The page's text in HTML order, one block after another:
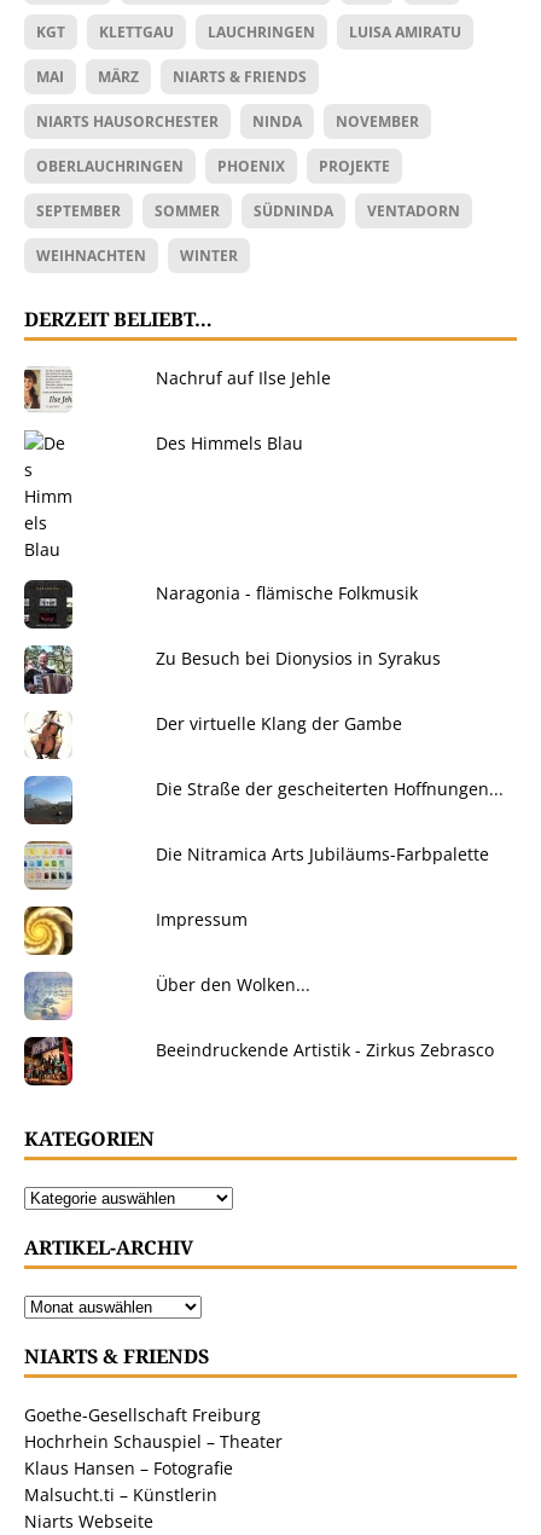
KGT KLETTGAU LAUCHRINGEN LUISA AMIRATU
MAI MÄRZ NIARTS & FRIENDS
NIARTS HAUSORCHESTER NINDA NOVEMBER
OBERLAUCHRINGEN PHOENIX PROJEKTE
SEPTEMBER SOMMER SÜDNINDA VENTADORN
WEIHNACHTEN WINTER
DERZEIT BELIEBT…
Nachruf auf Ilse Jehle
Des Himmels Blau
Naragonia - flämische Folkmusik
Zu Besuch bei Dionysios in Syrakus
Der virtuelle Klang der Gambe
Die Straße der gescheiterten Hoffnungen...
Die Nitramica Arts Jubiläums-Farbpalette
Impressum
Über den Wolken...
Beeindruckende Artistik - Zirkus Zebrasco
KATEGORIEN
ARTIKEL-ARCHIV
NIARTS & FRIENDS
Goethe-Gesellschaft Freiburg
Hochrhein Schauspiel – Theater
Klaus Hansen – Fotografie
Malsucht.ti – Künstlerin
Niarts Webseite